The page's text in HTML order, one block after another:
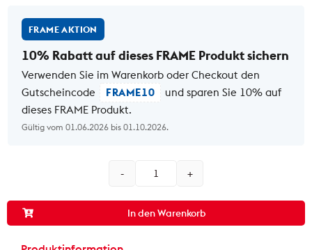
FRAME AKTION
10% Rabatt auf dieses FRAME Produkt sichern
Verwenden Sie im Warenkorb oder Checkout den
Gutscheincode
FRAME10
und sparen Sie 10% auf
dieses FRAME Produkt.
Gültig vom 01.06.2026 bis 01.10.2026.
In den Warenkorb